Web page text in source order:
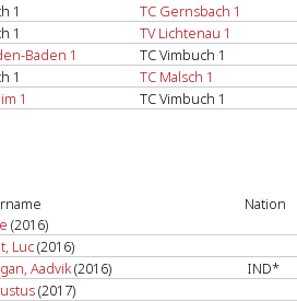
1 TC Gernsbach 1
1 TV Lichtenau 1
Baden 1 TC Vimbuch 1
1 TC Malsch 1
1 TC Vimbuch 1
Nation
(2016)
Luc(2016)
Aadvik(2016) IND*
(2017)